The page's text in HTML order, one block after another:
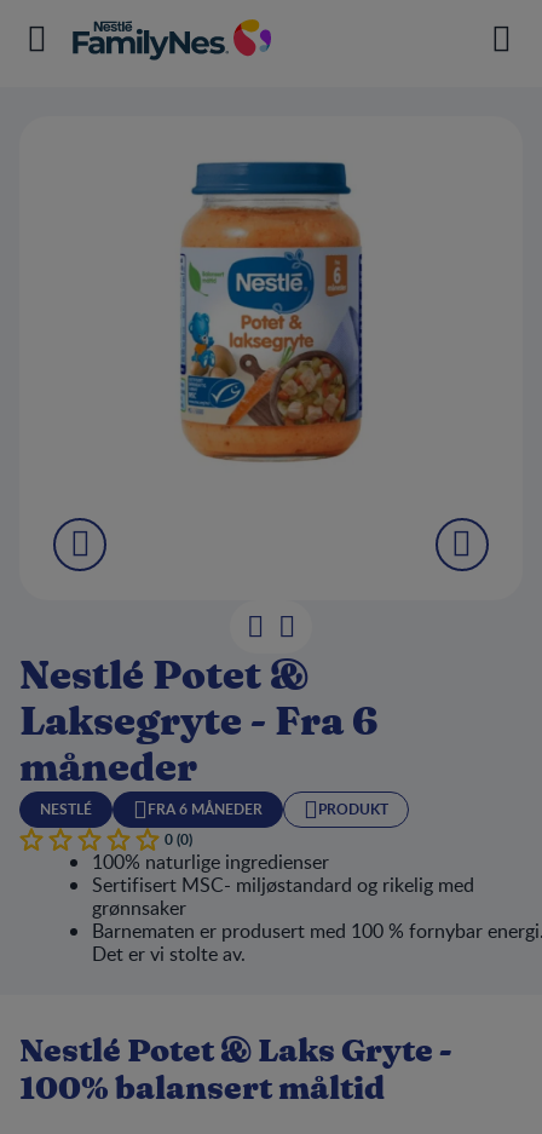
Nestlé Potet &
Laksegryte - Fra 6
måneder
NESTLÉ FRA 6 MÅNEDER
PRODUKT
0 (0)
100% naturlige ingredienser
Sertifisert MSC- miljøstandard og rikelig med
grønnsaker
Barnematen er produsert med 100 % fornybar
Det er vi stolte av.
Nestlé Potet & Laks Gryte -
100% balansert måltid